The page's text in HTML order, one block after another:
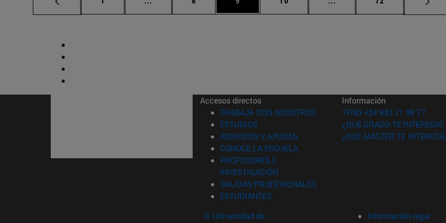
Accesos directos
TRABAJA CON NOSOTROS (abre en nueva ventana)
ESTUDIOS (abre en nueva ventana)
ADMISIÓN Y AYUDAS (abre en nueva ventana)
CONOCE LA ESCUELA(abre en nueva ventana)
PROFESORES E
INVESTIGACIÓN
SALIDAS PROFESIONALES
ESTUDIANTES
Información
TFNO +34 943 21 98 77
¿QUÉ GRADO TE INTERESA?
¿QUÉ MÁSTER TE
© Universidad de
Información legal